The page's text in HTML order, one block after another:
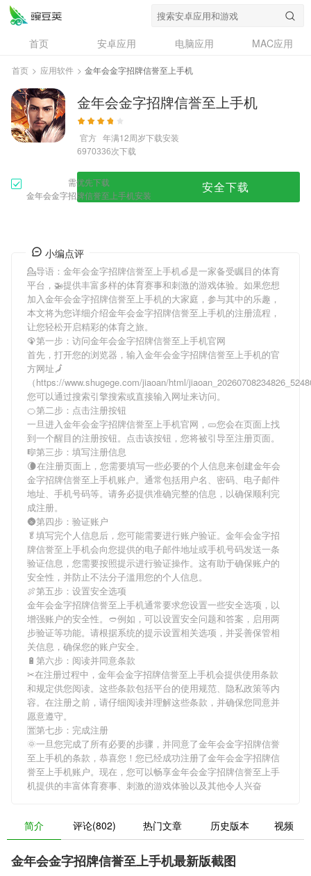
首页 安卓应用 电脑应用
MAC应用
资讯
专题 设计奖
问答
首页 > 应用软件 > 金年会金字招牌信誉至上手机
金年会金字招牌信誉至上手机
官方 年满12周岁下载安装
6970336次下载
需优先下载
金年会金字招牌信誉至上手机安装
安全下载
小编点评
💁导语： 金年会金字招牌信誉至上手机🍏是一家备受瞩目的体育
平台，🚁提供丰富多样的体育赛事和刺激的游戏体验。如果您想
加入金年会金字招牌信誉至上手机的大家庭，参与其中的乐趣，
本文将为您详细介绍金年会金字招牌信誉至上手机的注册流程，
让您轻松开启精彩的体育之旅。
🦚第一步：访问金年会金字招牌信誉至上手机官网
首先，打开您的浏览器，输入金年会金字招牌信誉至上手机的官
方网址🗾
（https://www.shugege.com/jiaoan/html/
您可以通过搜索引擎搜索或直接输入网址来访问。
🍊第二步：点击注册按钮
一旦进入金年会金字招牌信誉至上手机官网，🥒您会在页面上找
到一个醒目的注册按钮。点击该按钮，您将被引导至注册页面。
🎼第三步：填写注册信息
🌘在注册页面上，您需要填写一些必要的个人信息来创建金年会
金字招牌信誉至上手机账户。通常包括用户名、密码、电子邮件
地址、手机号码等。请务必提供准确完整的信息，以确保顺利完
成注册。
🌚第四步：验证账户
🥬填写完个人信息后，您可能需要进行账户验证。 金年会金字招
牌信誉至上手机会向您提供的电子邮件地址或手机号码发送一条
验证信息，您需要按照提示进行验证操作。这有助于确保账户的
安全性，并防止不法分子滥用您的个人信息。
🍖第五步：设置安全选项
金年会金字招牌信誉至上手机通常要求您设置一些安全选项，以
增强账户的安全性。🥙例如，可以设置安全问题和答案，启用两
步验证等功能。请根据系统的提示设置相关选项，并妥善保管相
关信息，确保您的账户安全。
🔋第六步：阅读并同意条款
✂在注册过程中， 金年会金字招牌信誉至上手机会提供使用条款
和规定供您阅读。这些条款包括平台的使用规范、隐私政策等内
容。在注册之前，请仔细阅读并理解这些条款，并确保您同意并
愿意遵守。
🈺第七步：完成注册
🌞一旦您完成了所有必要的步骤，并同意了金年会金字招牌信誉
至上手机的条款，恭喜您！您已经成功注册了金年会金字招牌信
誉至上手机账户。现在，您可以畅享金年会金字招牌信誉至上手
机提供的丰富体育赛事、刺激的游戏体验以及其他令人兴奋
简介 评论(802) 热门文章 历史版本 视频
金年会金字招牌信誉至上手机最新版截图